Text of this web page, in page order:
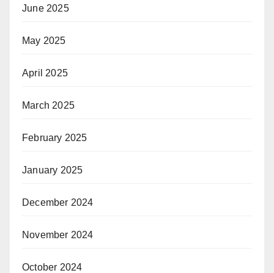
June 2025
May 2025
April 2025
March 2025
February 2025
January 2025
December 2024
November 2024
October 2024